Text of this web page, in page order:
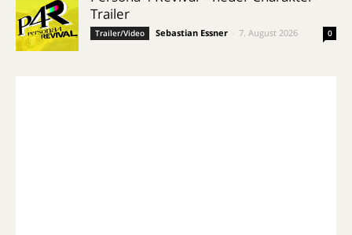
Trailer
Trailer/Video Sebastian Essner 7. August 2026 0